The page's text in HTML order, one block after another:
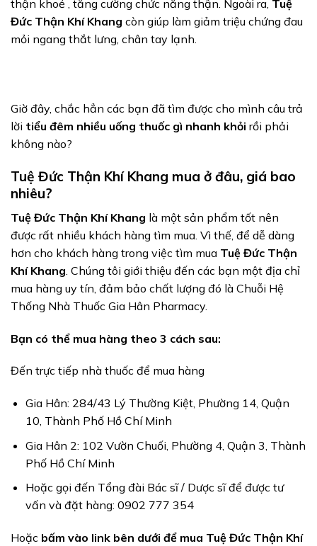
thận khoẻ , tăng cường chức năng thận. Ngoài ra, Tuệ
Đức Thận Khí Khang còn giúp làm giảm triệu chứng đau
mỏi ngang thắt lưng, chân tay lạnh.
Giờ đây, chắc hẳn các bạn đã tìm được cho mình câu trả
lời tiểu đêm nhiều uống thuốc gì nhanh khỏi rồi phải
không nào?
Tuệ Đức Thận Khí Khang mua ở đâu, giá bao
nhiêu?
Tuệ Đức Thận Khí Khang là một sản phẩm tốt nên
được rất nhiều khách hàng tìm mua. Vì thế, để dễ dàng
hơn cho khách hàng trong việc tìm mua Tuệ Đức Thận
Khí Khang . Chúng tôi giới thiệu đến các bạn một địa chỉ
mua hàng uy tín, đảm bảo chất lượng đó là Chuỗi Hệ
Thống Nhà Thuốc Gia Hân Pharmacy.
Bạn có thể mua hàng theo 3 cách sau:
Đến trực tiếp nhà thuốc để mua hàng
Gia Hân: 284/43 Lý Thường Kiệt, Phường 14, Quận
10, Thành Phố Hồ Chí Minh
Gia Hân 2: 102 Vườn Chuối, Phường 4, Quận 3, Thành
Phố Hồ Chí Minh
Hoặc gọi đến Tổng đài Bác sĩ / Dược sĩ để được tư
vấn và đặt hàng: 0902 777 354
Hoặc bấm vào link bên dưới để mua Tuệ Đức Thận Khí